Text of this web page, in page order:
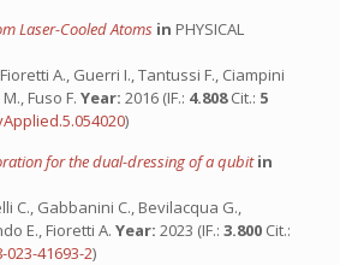
Laser-Cooled Atoms in PHYSICAL
A., Guerri I., Tantussi F., Ciampini
Fuso F. Year: 2016 (IF.: 4.808Cit.: 5
)
for the dual-dressing of a qubitin
C., Gabbanini C., Bevilacqua G.,
E., Fioretti A. Year: 2023 (IF.: 3.800 Cit.:
023-41693-2)